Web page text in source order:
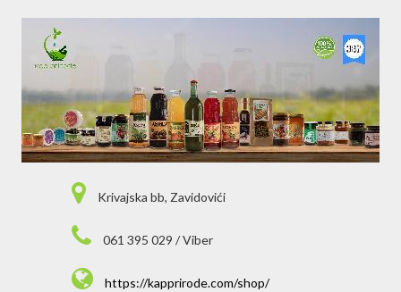
Krivajska bb, Zavidovići
061 395 029 / Viber
https://kapprirode.com/shop/